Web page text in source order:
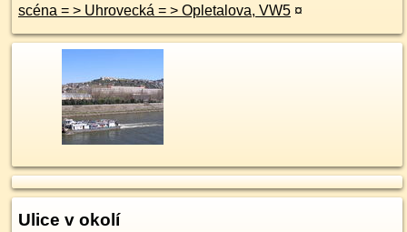
scéna = > Uhrovecká = > Opletalova, VW5 ¤
Ulice v okolí